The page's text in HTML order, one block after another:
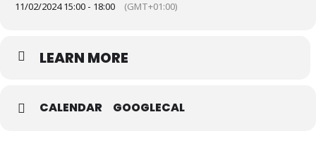
11/02/2024 15:00 - 18:00 (GMT+01:00)
LEARN MORE
CALENDAR GOOGLECAL